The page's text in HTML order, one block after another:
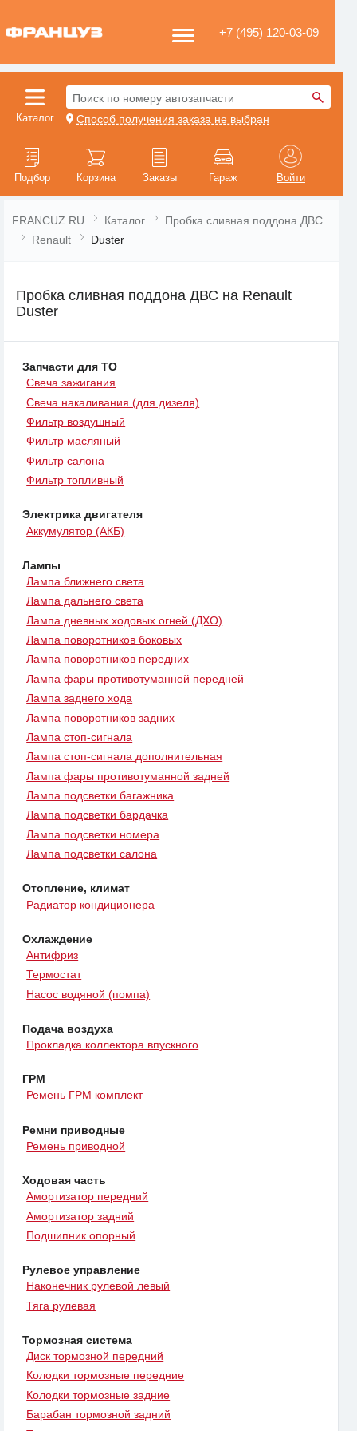
+7 (495) 120-03-09
Каталог
Поиск по номеру автозапчасти
Способ получения заказа не выбран
Подбор Корзина Заказы Гараж Войти
FRANCUZ.RU Каталог
Пробка сливная поддона ДВС
Renault
Duster
Пробка сливная поддона ДВС на Renault
Duster
Запчасти для ТО
Свеча зажигания
Свеча накаливания (для дизеля)
Фильтр воздушный
Фильтр масляный
Фильтр салона
Фильтр топливный
Электрика двигателя
Аккумулятор (АКБ)
Лампы
Лампа ближнего света
Лампа дальнего света
Лампа дневных ходовых огней (ДХО)
Лампа поворотников боковых
Лампа поворотников передних
Лампа фары противотуманной передней
Лампа заднего хода
Лампа поворотников задних
Лампа стоп-сигнала
Лампа стоп-сигнала дополнительная
Лампа фары противотуманной задней
Лампа подсветки багажника
Лампа подсветки бардачка
Лампа подсветки номера
Лампа подсветки салона
Отопление, климат
Радиатор кондиционера
Охлаждение
Антифриз
Термостат
Насос водяной (помпа)
Подача воздуха
Прокладка коллектора впускного
ГРМ
Ремень ГРМ комплект
Ремни приводные
Ремень приводной
Ходовая часть
Амортизатор передний
Амортизатор задний
Подшипник опорный
Рулевое управление
Наконечник рулевой левый
Тяга рулевая
Тормозная система
Диск тормозной передний
Колодки тормозные передние
Колодки тормозные задние
Барабан тормозной задний